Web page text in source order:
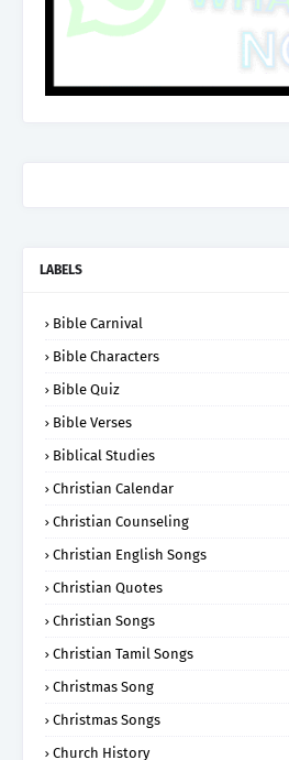
LABELS
Bible Carnival
Bible Characters
Bible Quiz
Bible Verses
Biblical Studies
Christian Calendar
Christian Counseling
Christian English Songs
Christian Quotes
Christian Songs
Christian Tamil Songs
Christmas Song
Christmas Songs
Church History